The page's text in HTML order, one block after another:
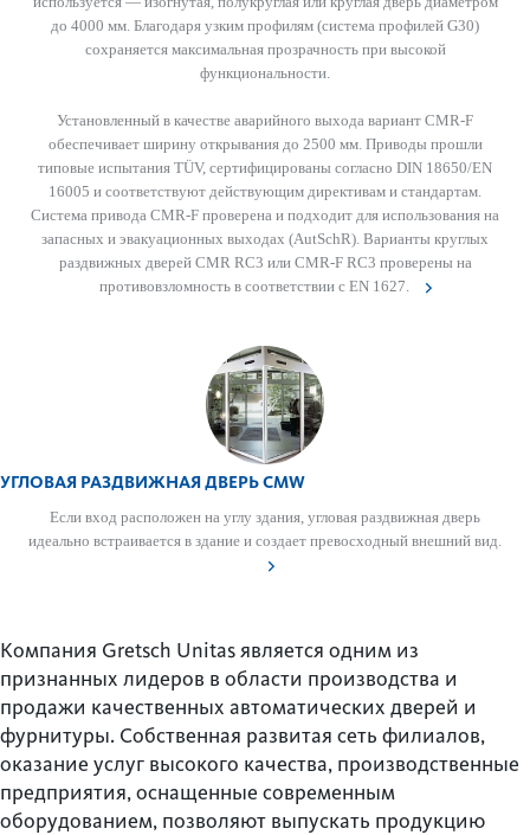
до 4000 мм. Благодаря узким профилям (система профилей G30)
сохраняется максимальная прозрачность при высокой
функциональности.
Установленный в качестве аварийного выхода вариант CMR-F
обеспечивает ширину открывания до 2500 мм. Приводы прошли
типовые испытания TÜV, сертифицированы согласно DIN 18650/EN
16005 и соответствуют действующим директивам и стандартам.
Система привода CMR-F проверена и подходит для использования на
запасных и эвакуационных выходах (AutSchR). Варианты круглых
раздвижных дверей CMR RC3 или CMR-F RC3 проверены на
противовзломность в соответствии с EN 1627.
УГЛОВАЯ РАЗДВИЖНАЯ ДВЕРЬ CMW
Если вход распол­ожен на углу здания, угловая раз­д­вижная дверь
идеально встраивается в здание и создает превосходный внешний вид.
Компания Gretsch Unitas является одним из
признанных лидеров в области производства и
продажи качественных автоматических дверей и
фурнитуры. Собственная развитая сеть филиалов,
оказание услуг высокого качества, производственные
предприятия, оснащенные современным
оборудованием, позволяют выпускать продукцию